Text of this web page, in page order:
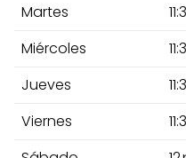
Martes
Miércoles
Jueves
Viernes